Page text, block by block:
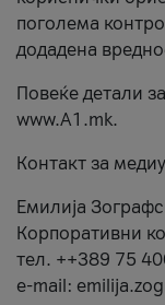
поголема
додадена
Повеќе детали
www.А1.mk.
Контакт за
Емилија
Корпоративни
тел. ++389 75
e-mail: